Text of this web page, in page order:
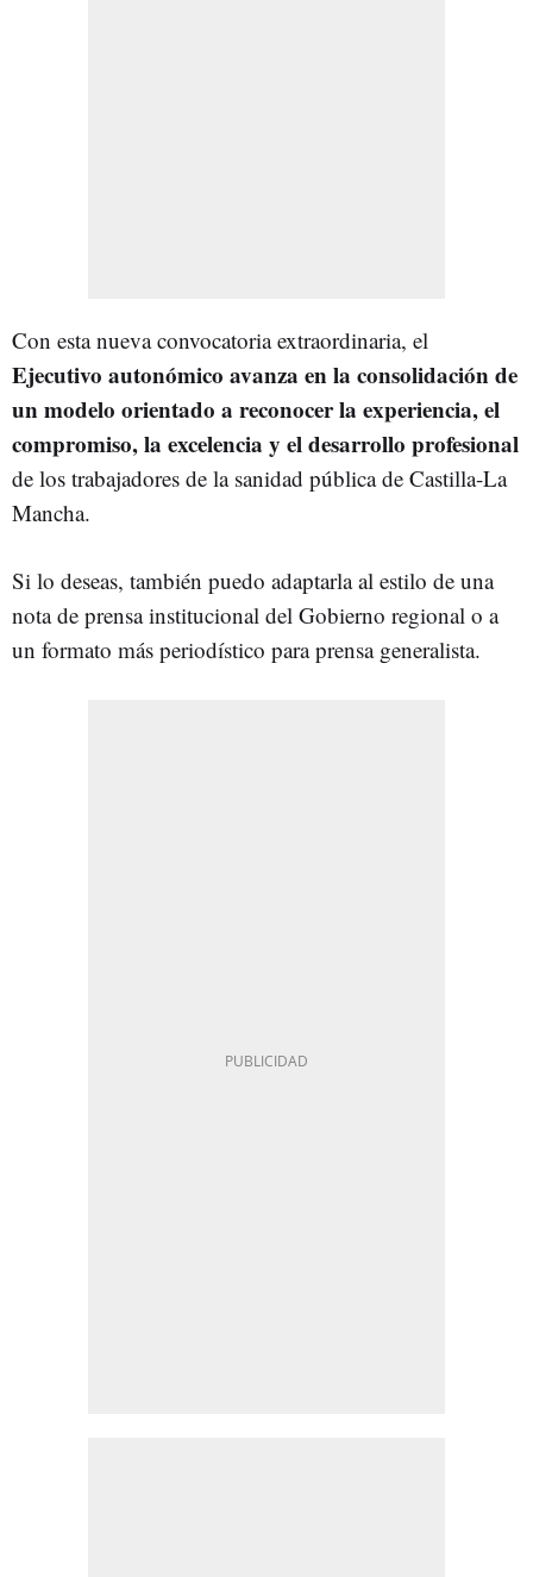
Con esta nueva convocatoria extraordinaria, el
Ejecutivo autonómico avanza en la consolidación de
un modelo orientado a reconocer la experiencia, el
compromiso, la excelencia y el desarrollo profesional
de los trabajadores de la sanidad pública de Castilla-La
Mancha.
Si lo deseas, también puedo adaptarla al estilo de una
nota de prensa institucional del Gobierno regional o a
un formato más periodístico para prensa generalista.